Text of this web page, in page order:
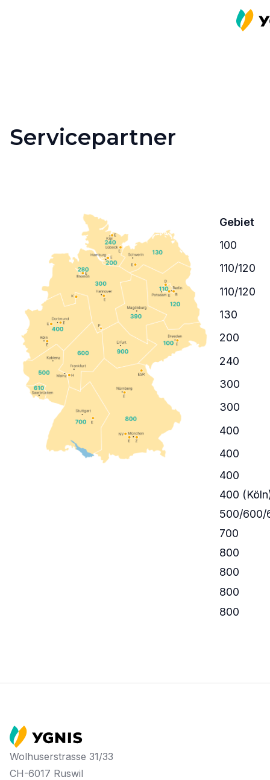
Servicepartner
Gebiet
100
110/120
110/120
130
200
240
300
300
400
400
400
400
500/600/
700
800
800
800
800
Wolhuserstrasse 31/33
CH-6017 Ruswil